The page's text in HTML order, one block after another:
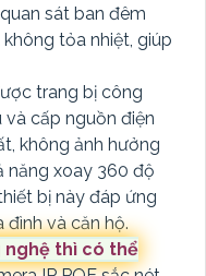
sát ban đêm
tỏa nhiệt, giúp
trang bị công
và cấp nguồn điện
không ảnh hưởng
năng xoay 360 độ
bị này đáp ứng
đình và căn hộ.
nghệ thì có thể